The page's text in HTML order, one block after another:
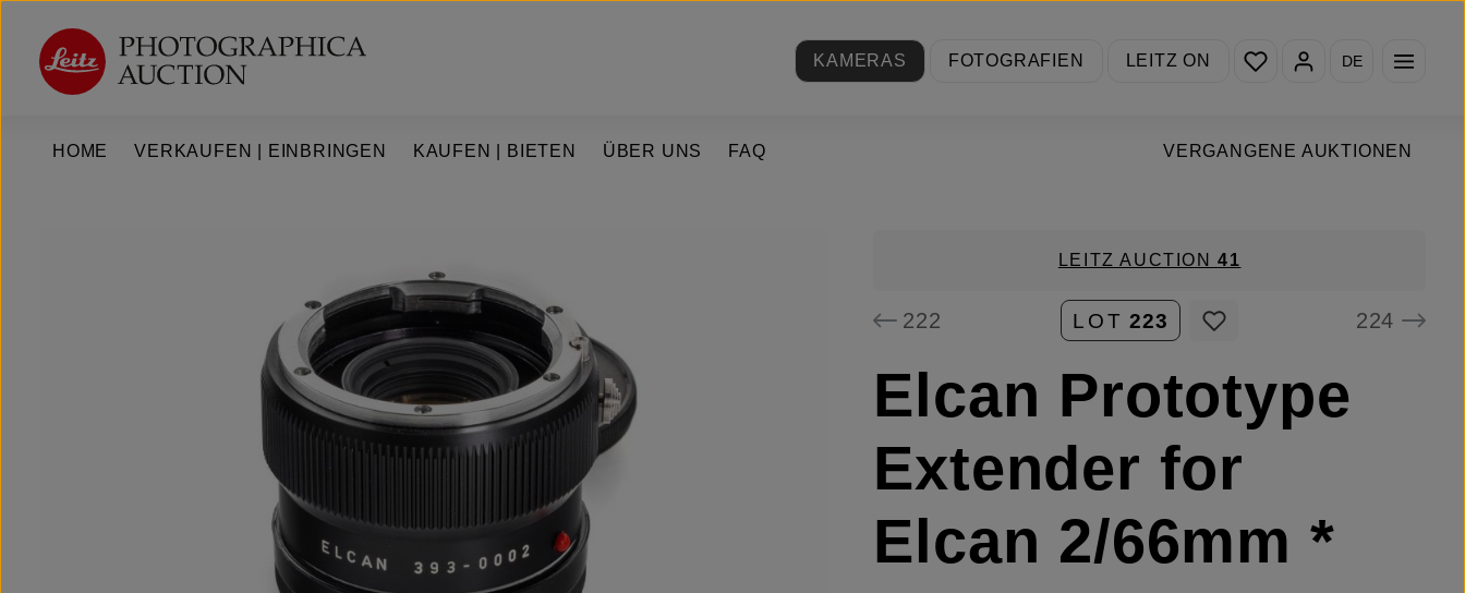
Hauptinhalt springen
Zur Hauptnavigation springen
KAMERAS
FOTOGRAFIEN LEITZ ON
Du hast 0 Produkte auf
DE
HOME VERGANGENE AUKTIONEN
VERKAUFEN | EINBRINGEN KAUFEN | BIETEN ÜBER UNS FAQ
LEITZ AUCTION41
222 LOT 223 224
Elcan Prototype
Extender for
Elcan 2/66mm *